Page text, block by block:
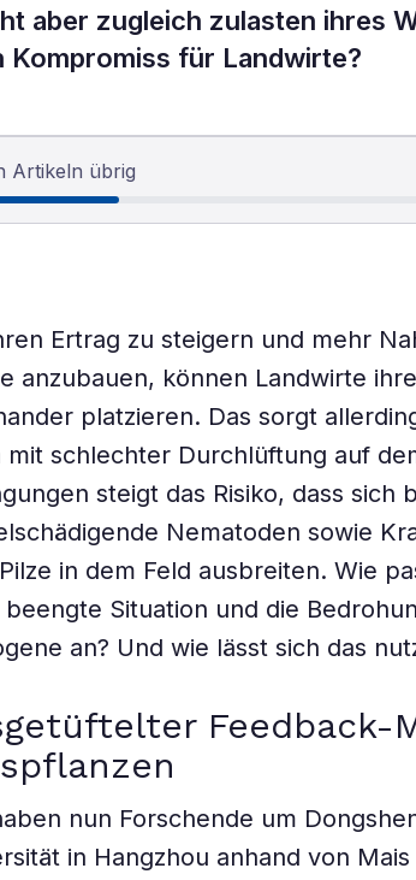
aber zugleich zulasten ihres
Kompromiss für Landwirte?
Artikeln übrig
Ertrag zu steigern und mehr
anzubauen, können Landwirte
platzieren. Das sorgt
mit schlechter Durchlüftung auf
steigt das Risiko, dass sich
Nematoden sowie
in dem Feld ausbreiten. Wie
beengte Situation und die
an? Und wie lässt sich das
Feedback-
nun Forschende um
in Hangzhou anhand von